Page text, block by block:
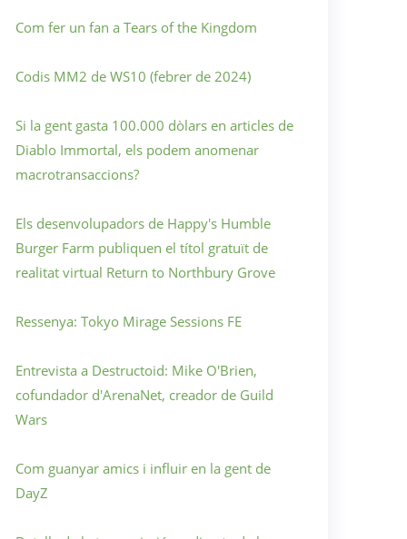
Com fer un fan a Tears of the Kingdom
Codis MM2 de WS10 (febrer de 2024)
Si la gent gasta 100.000 dòlars en articles de
Diablo Immortal, els podem anomenar
macrotransaccions?
Els desenvolupadors de Happy's Humble
Burger Farm publiquen el títol gratuït de
realitat virtual Return to Northbury Grove
Ressenya: Tokyo Mirage Sessions FE
Entrevista a Destructoid: Mike O'Brien,
cofundador d'ArenaNet, creador de Guild
Wars
Com guanyar amics i influir en la gent de
DayZ